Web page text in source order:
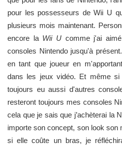
pour les possesseurs de Wii U
plusieurs mois maintenant.
encore laWii Ucomme j'ai
consoles Nintendo jusqu'à
en tant que joueur en
dans les jeux vidéo. Et même
toujours eu aussi d'autres
resteront toujours mes consoles
cela que je sais que j’achèterai la
importe son concept, son look son
si elle coûte un bras, je